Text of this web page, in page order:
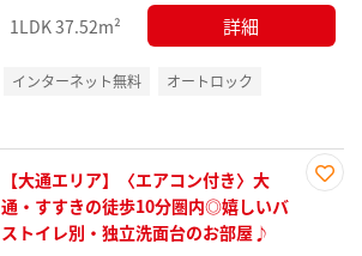
1LDK37.52m² 詳細
インターネット無料
オートロック
【大通エリア】〈エアコン付き〉大
通・すすきの徒歩10分圏内◎嬉しいバ
ストイレ別・独立洗面台のお部屋♪